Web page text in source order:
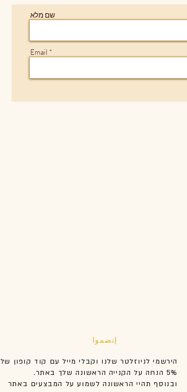
שם מלא
Email
إنضموا
הירשמי לניוזלטר שלנו וקבלי מייל עם קוד קופון של
5% הנחה על הקנייה הראשונה שלך באתר.
ובנוסף תהיי הראשונה לשמוע על המבצעים באתר